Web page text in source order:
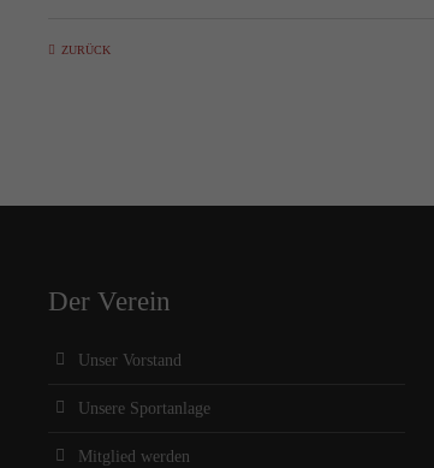
ZURÜCK
Der Verein
Unser Vorstand
Unsere Sportanlage
Mitglied werden